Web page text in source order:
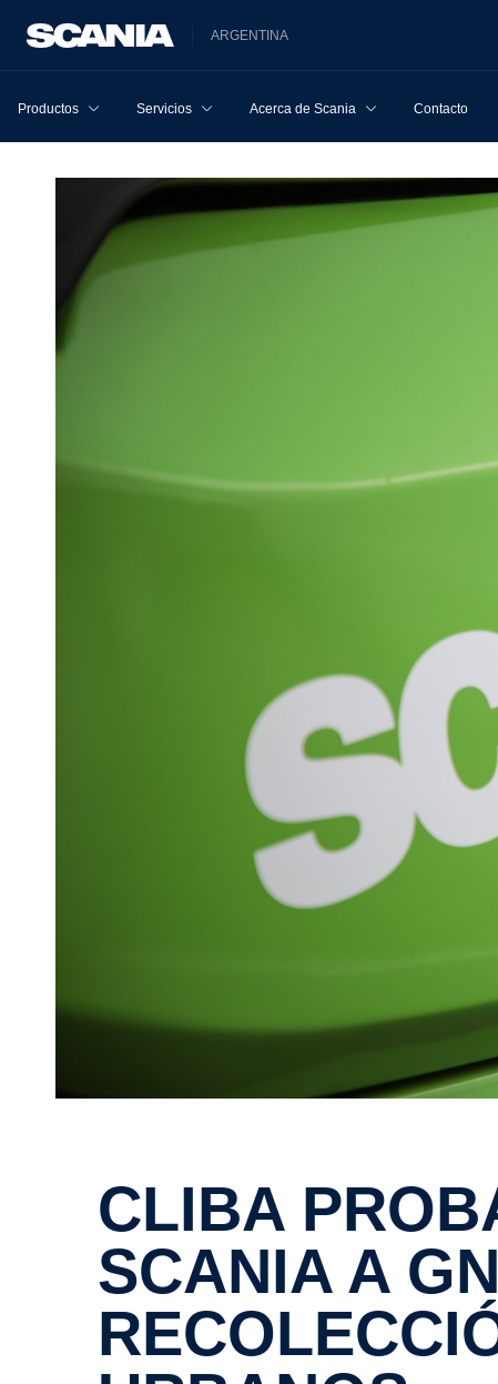
ARGENTINA
Productos Servicios Acerca de Scania Contacto
CLIBA PROBARÁ UN CAMIÓN
SCANIA A